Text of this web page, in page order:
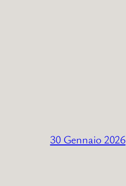
30 Gennaio 2026